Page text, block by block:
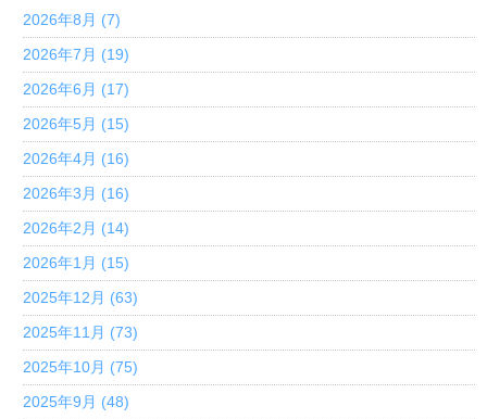
2026年8月 (7)
2026年7月 (19)
2026年6月 (17)
2026年5月 (15)
2026年4月 (16)
2026年3月 (16)
2026年2月 (14)
2026年1月 (15)
2025年12月 (63)
2025年11月 (73)
2025年10月 (75)
2025年9月 (48)